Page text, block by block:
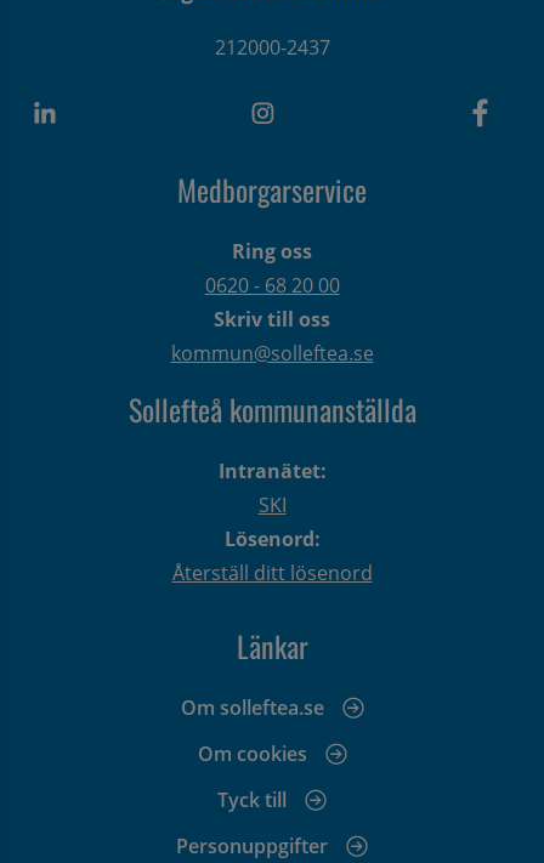
212000-2437
Medborgarservice
Ring oss
0620 - 68 20 00
Skriv till oss
kommun@solleftea.se
Sollefteå kommunanställda
Intranätet:
SKI
Lösenord:
Återställ ditt lösenord
Länkar
Om solleftea.se
Om cookies
Tyck till
Personuppgifter